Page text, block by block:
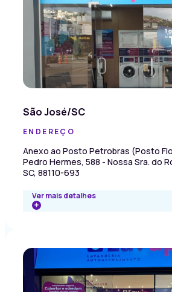
São José/SC
ENDEREÇO
Anexo ao Posto Petrobras (Posto
Pedro Hermes, 588 - Nossa Sra. do
SC, 88110-693
Ver mais detalhes